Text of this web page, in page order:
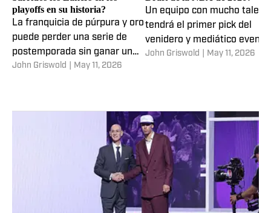
La franquicia de púrpura y oro
puede perder una serie de
postemporada sin ganar un
juego por primera vez desde
2023, ya que cae 0-3 ante el
Thunder en las actuales
Semifinales del Oeste
May 11, 2026
tendrá el primer pick del
venidero y mediático evento
de selección de novatos
John Griswold | May 11, 2026